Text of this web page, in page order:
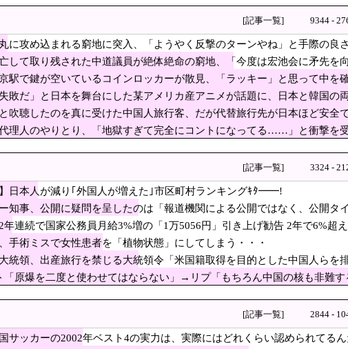
れた中道議員が絶体絶命の窮地、「今度は宏池会に矛先を
が続出
リスナーから「寝たほうがいい！」と言われてガチギレし炎上 → 高須幹
ず「パン飽き飽き」―断水なお３万戸超
式の超ベテラン投資家たちが純買い越し1位に
かよ」
んだけど…エグくない？」8/7
書に反発…日本の新型軍国主義と批判！
レ”投稿を謝罪「配慮に欠けた行動でした」 夫婦で投稿
銅メダル剥奪の危機！海外メディアが『時効の壁を越え
務員月給3%増の「1万5056円」引き上げ勧告 2年で6%超
ているコインロッカーが散見、「ラッキー」と思って中を
に守られてながら平和式典でスピーチして「広島から出て行け！と何度も
定締結
女3人は車を放置しダッシュで逃走中
注文が殺到 その理由は？[8/7]
[記事一覧] 9344 -
に攻め込まれる窮地に突入、「ようやく反撃のターンやね」と手際の良
して取り残された中道議員が絶体絶命の窮地、「今度は宏池会に矛先を
る人が続出
駅で鍵が空いているコインロッカーが散見、「ラッキー」と思って中を
敗だ」と日本を舞台にした某アメリカ産アニメが話題に、日本と韓国の
吹聴したのを真に受けた中国人旅行客、だが代替旅行先が日本ほど安全
理人のやりとり、「地獄すぎて完全にコントになってる……」と衝撃を
[記事一覧] 3324 -
】日本人が減り｢外国人が増えた｣市区町村ランキングｷﾀ━━!
知事、公開に疑問を呈したのは「報道機関による公開ではなく、公開タ
とよくわからない説明
年連続で国家公務員月給3%増の「1万5056円」引き上げ勧告 2年で6%超え
手術ミスで女性患者を「植物状態」にしてしまう・・・
統領、出産旅行を禁じる大統領令「米国籍取得を目的とした中国人らを
「原爆を二度と使わせてはならない」→リプ「もちろん中国の核も非難
[記事一覧] 2844 -
サッカーの2002年ベスト4の実力は、実際にはどれくらい認められてる